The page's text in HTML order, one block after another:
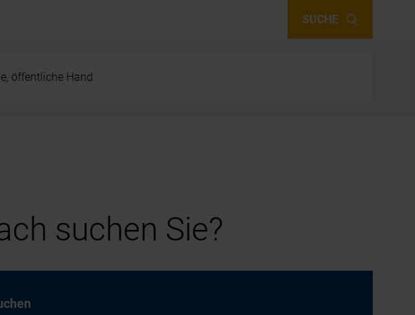
SUCHE
öffentliche Hand
suchen Sie?